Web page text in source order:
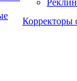
Корректоры